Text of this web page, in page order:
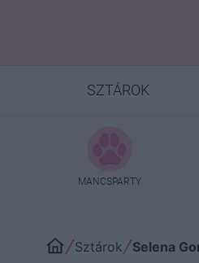
SZTÁROK
MANCSPARTY
Sztárok Selena